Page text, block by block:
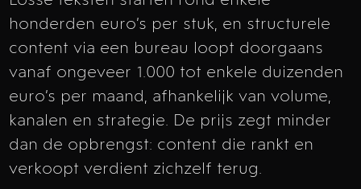
honderden euro’s per stuk, en structurele
content via een bureau loopt doorgaans
vanaf ongeveer 1.000 tot enkele duizenden
euro’s per maand, afhankelijk van volume,
kanalen en strategie. De prijs zegt minder
dan de opbrengst: content die rankt en
verkoopt verdient zichzelf terug.